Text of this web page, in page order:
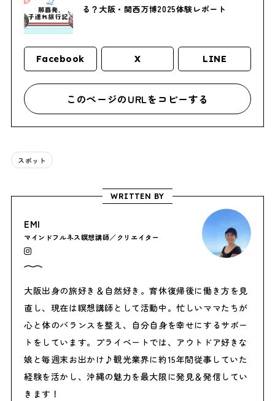
る？大阪・関西万博2025体験レポート
Facebook X LINE
このページのURLをコピーする
スポット
WRITTEN BY
EMI
マインドフルネス瞑想講師／クリエイター
大阪出身の旅好き＆自然好き。育休復帰後に働き方を見
直し、現在は瞑想講師として活動中。忙しいママたちが
心と体のバランスを整え、自分自身を幸せにするサポー
トをしています。プライベートでは、アウトドア好きな
娘と毎週末お出かけ♪観光業界に約15年間従事していた
経験を活かし、沖縄の魅力を最大限に発見＆発信してい
きます！